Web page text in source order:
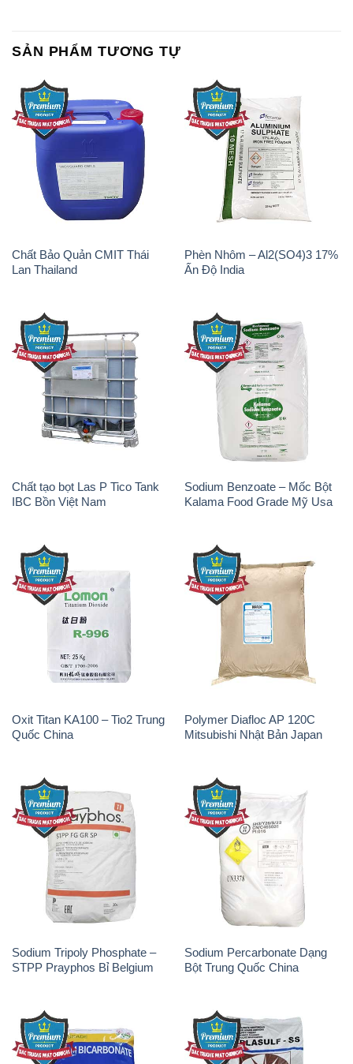
SẢN PHẨM TƯƠNG TỰ
Chất Bảo Quản CMIT Thái
Lan Thailand
Phèn Nhôm – Al2(SO4)3 17%
Ấn Độ India
Chất tạo bọt Las P Tico Tank
IBC Bồn Việt Nam
Sodium Benzoate – Mốc Bột
Kalama Food Grade Mỹ Usa
Oxit Titan KA100 – Tio2 Trung
Quốc China
Polymer Diafloc AP 120C
Mitsubishi Nhật Bản Japan
Sodium Tripoly Phosphate –
STPP Prayphos Bỉ Belgium
Sodium Percarbonate Dạng
Bột Trung Quốc China